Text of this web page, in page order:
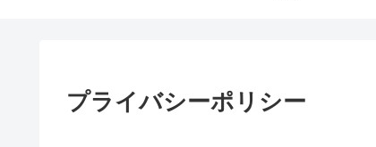
プライバシーポリシー